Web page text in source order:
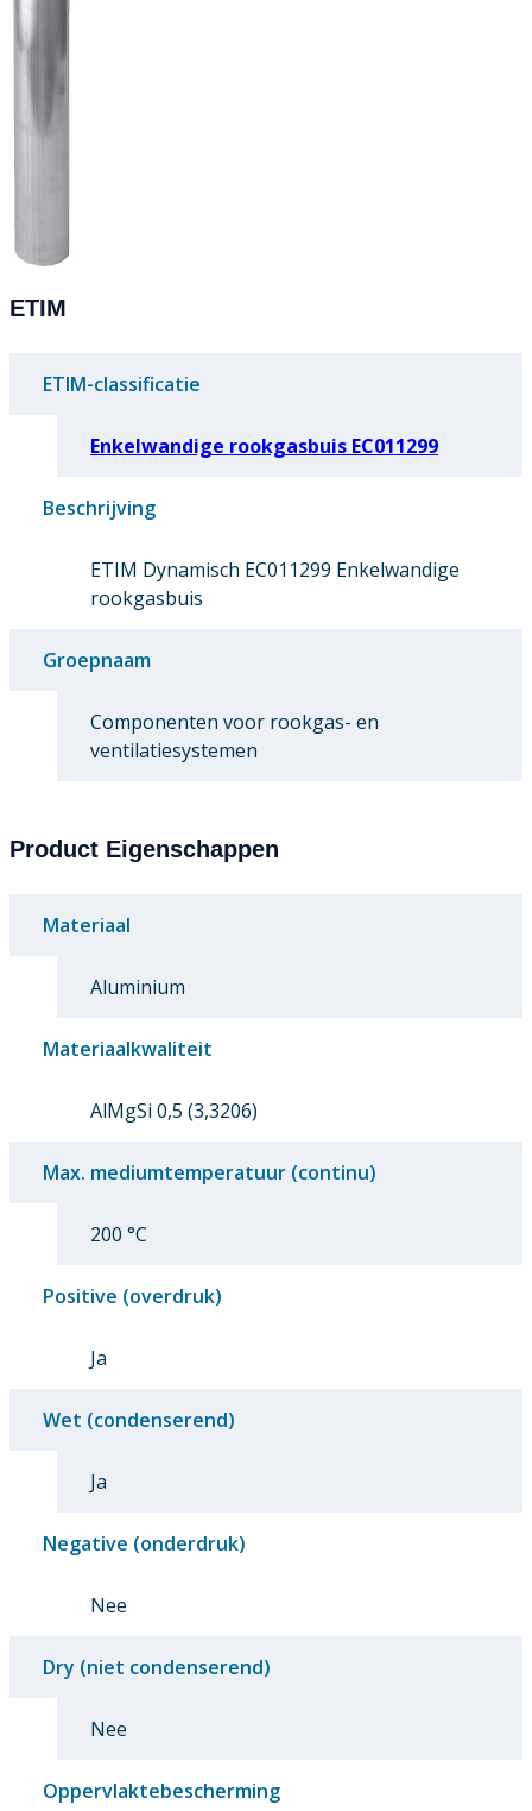
ETIM
ETIM-classificatie
Enkelwandige rookgasbuis EC011299
Beschrijving
ETIM Dynamisch EC011299 Enkelwandige
rookgasbuis
Groepnaam
Componenten voor rookgas- en
ventilatiesystemen
Product Eigenschappen
Materiaal
Aluminium
Materiaalkwaliteit
AlMgSi 0,5 (3,3206)
Max. mediumtemperatuur (continu)
200 °C
Positive (overdruk)
Ja
Wet (condenserend)
Ja
Negative (onderdruk)
Nee
Dry (niet condenserend)
Nee
Oppervlaktebescherming